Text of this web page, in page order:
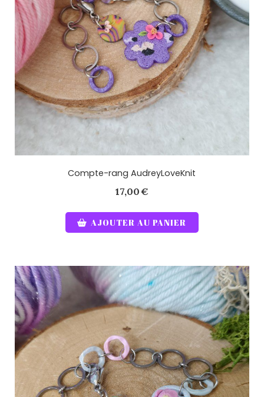
Compte-rang AudreyLoveKnit
17,00€
AJOUTER AU PANIER